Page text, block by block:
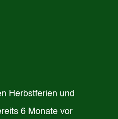
Herbstferien und
6 Monate vor